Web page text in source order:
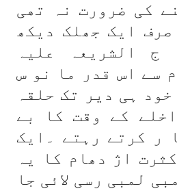
کی ضرورت نہ تھی
ایک جھلک دیکھ
ج الشریعہ علیہ
سے اس قدر ما نو س
ہی دیر تک حلقہ
کے وقت کا بے
ر کرتے رہتے ۔ایک
اژ دھام کا یہ
لمبی رسی لائی جا